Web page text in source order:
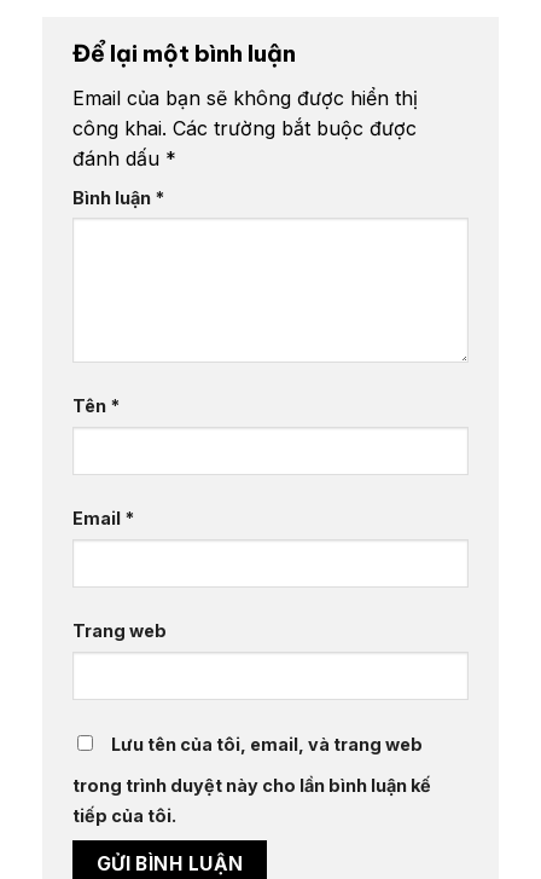
Để lại một bình luận
Email của bạn sẽ không được hiển thị
công khai. Các trường bắt buộc được
đánh dấu *
Bình luận *
Tên *
Email *
Trang web
Lưu tên của tôi, email, và trang web
trong trình duyệt này cho lần bình luận kế
tiếp của tôi.